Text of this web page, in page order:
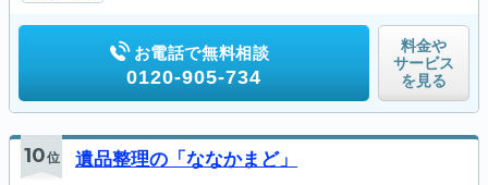
お電話で無料相談
0120-905-734
料金や
サービス
を見る
10位 遺品整理の「ななかまど」